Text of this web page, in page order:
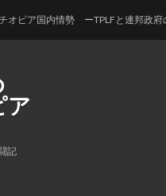
ア
記
と連邦政府の対峙、国際世論